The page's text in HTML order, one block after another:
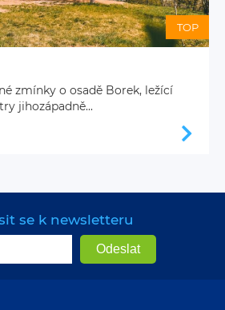
TOP
zmínky o osadě Borek, ležící
jihozápadně...
se k newsletteru